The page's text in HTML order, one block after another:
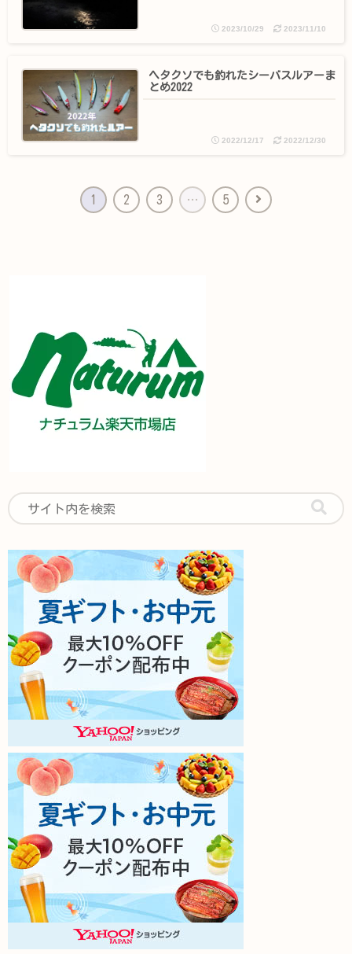
2023/10/29 2023/11/10
ヘタクソでも釣れたシーバスルアーま
とめ2022
2022/12/17 2022/12/30
1 2 3 … 5